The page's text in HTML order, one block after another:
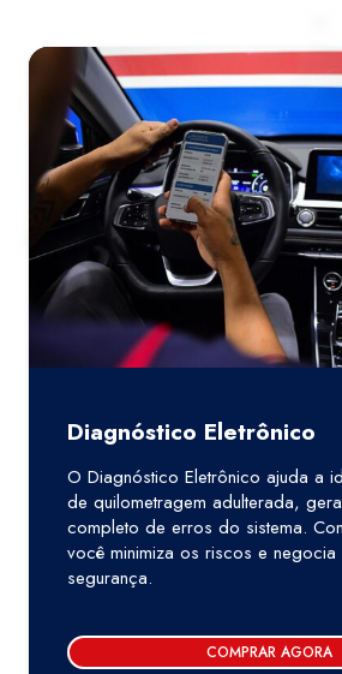
Diagnóstico Eletrônico
O Diagnóstico Eletrônico ajuda a
de quilometragem adulterada,
completo de erros do sistema.
você minimiza os riscos e negocia
segurança.
COMPRAR AGORA